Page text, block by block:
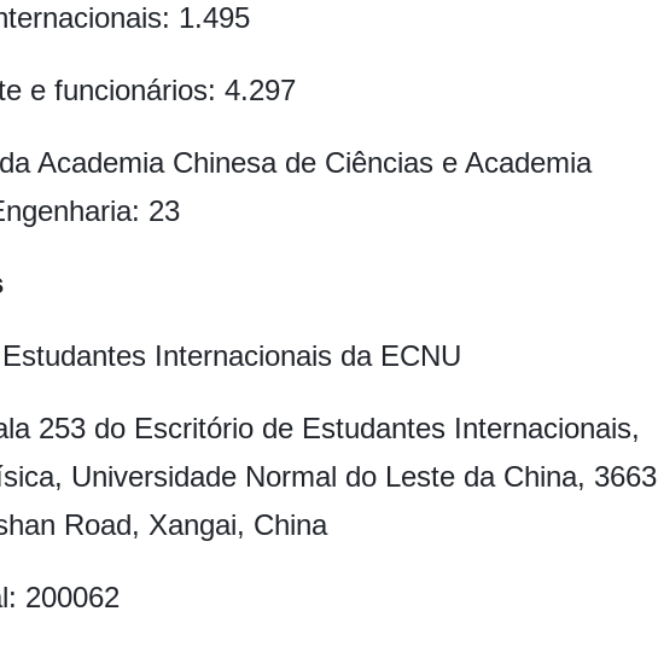
1.495
e funcionários: 4.297
Academia Chinesa de Ciências e Academia
23
Internacionais da ECNU
253 do Escritório de Estudantes Internacionais,
Universidade Normal do Leste da China, 3663
Road, Xangai, China
200062